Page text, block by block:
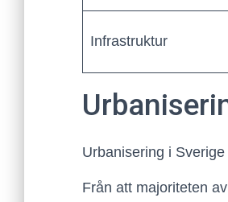
Infrastruktur
Urbanisering i
Från att majoriteten